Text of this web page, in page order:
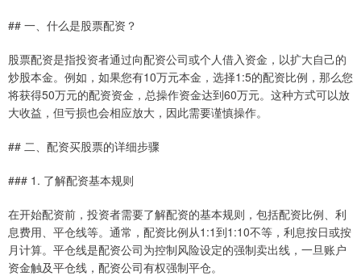
## 一、什么是股票配资？
股票配资是指投资者通过向配资公司或个人借入资金，以扩大自己的
炒股本金。例如，如果您有10万元本金，选择1:5的配资比例，那么您
将获得50万元的配资资金，总操作资金达到60万元。这种方式可以放
大收益，但亏损也会相应放大，因此需要谨慎操作。
## 二、配资买股票的详细步骤
### 1. 了解配资基本规则
在开始配资前，投资者需要了解配资的基本规则，包括配资比例、利
息费用、平仓线等。通常，配资比例从1:1到1:10不等，利息按日或按
月计算。平仓线是配资公司为控制风险设定的强制卖出线，一旦账户
资金触及平仓线，配资公司有权强制平仓。